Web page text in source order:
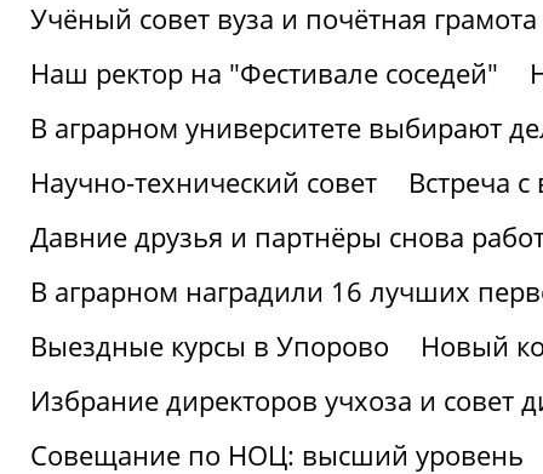
Учёный совет вуза и почётная
Наш ректор на "Фестивале соседей"
В аграрном университете выбирают
Научно-технический совет
Встреча
Давние друзья и партнёры снова
В аграрном наградили 16 лучших
Выездные курсы в Упорово
Новый
Избрание директоров учхоза и совет
Совещание по НОЦ: высший уровень